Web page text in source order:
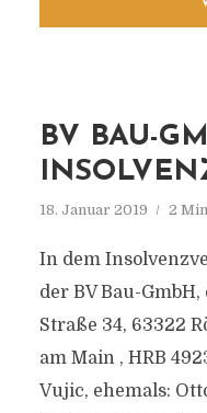
BV BAU-
18. Januar 2019 2
In dem
der BV Bau-
Straße 34, 63322
am Main , HRB
Vujic, ehemals: